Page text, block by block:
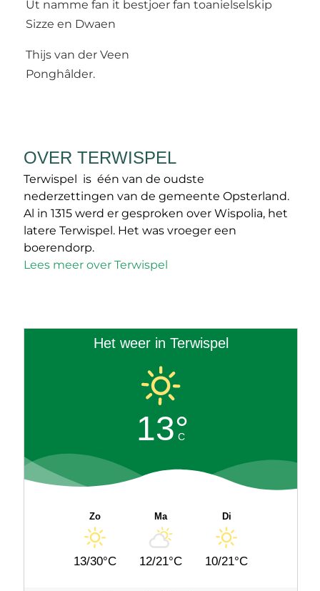
Ut namme fan it bestjoer fan toanielselskip
Sizze en Dwaen
Thijs van der Veen
Ponghâlder.
OVER TERWISPEL
Terwispel is één van de oudste
nederzettingen van de gemeente Opsterland.
Al in 1315 werd er gesproken over Wispolia, het
latere Terwispel. Het was vroeger een
boerendorp.
Lees meer over Terwispel
Het weer in Terwispel
13°
C
Zo
13/30°C
Ma
12/21°C
Di
10/21°C